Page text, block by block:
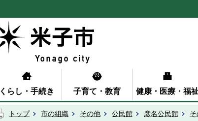
くらし・手続き 子育て・教育 健康・医療・福
トップ 市の組織 その他 公民館 彦名公民館